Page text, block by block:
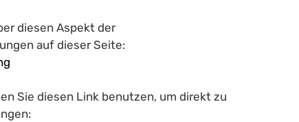
diesen Aspekt der
auf dieser Seite:
Sie diesen Link benutzen, um direkt zu